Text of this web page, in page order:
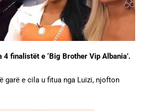
finalistët e ‘Big Brother Vip Albania’.
garë e cila u fitua nga Luizi, njofton